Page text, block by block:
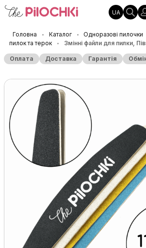
UA
Головна • Каталог • Одноразові пилочки
пилок та терок
• Змінні файли для пилки,
Оплата Доставка Гарантія